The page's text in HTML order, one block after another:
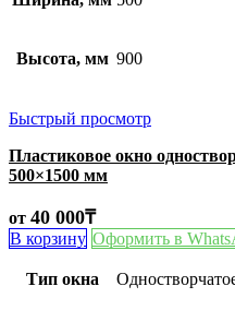
Высота, мм 900
Быстрый просмотр
Пластиковое окно
500×1500 мм
от 40 000₸
В корзину Оформить в
Тип окна